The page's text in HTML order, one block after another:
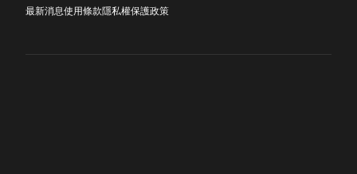
最新消息使用條款隱私權保護政策